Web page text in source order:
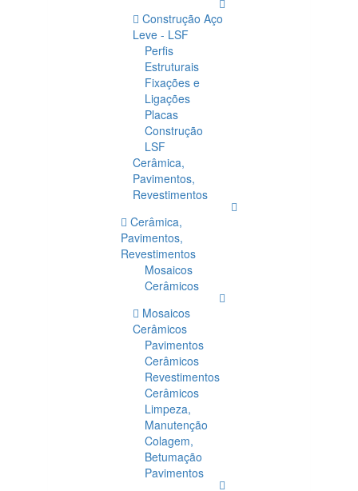
Construção Aço
Leve - LSF
Perfis
Estruturais
Fixações e
Ligações
Placas
Construção
LSF
Cerâmica,
Pavimentos,
Revestimentos
Cerâmica,
Pavimentos,
Revestimentos
Mosaicos
Cerâmicos
Mosaicos
Cerâmicos
Pavimentos
Cerâmicos
Revestimentos
Cerâmicos
Limpeza,
Manutenção
Colagem,
Betumação
Pavimentos